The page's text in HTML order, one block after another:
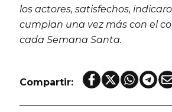
los actores, satisfechos,
cumplan una vez más con el
cada Semana Santa.
Compartir: